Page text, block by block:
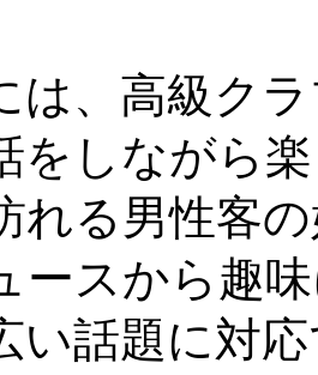
、高級ク
をしながら
る男性客
ースから趣
い話題に対